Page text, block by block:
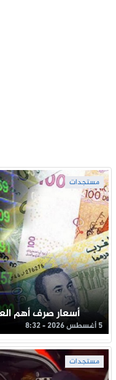
مستجدات
أسعار صرف أهم
5 أغسطس 2026 - 8:32
مستجدات